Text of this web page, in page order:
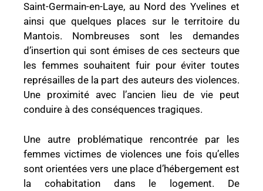
Saint-Germain-en-Laye, au Nord des Yvelines et
ainsi que quelques places sur le territoire du
Mantois. Nombreuses sont les demandes
d’insertion qui sont émises de ces secteurs que
les femmes souhaitent fuir pour éviter toutes
représailles de la part des auteurs des violences.
Une proximité avec l’ancien lieu de vie peut
conduire à des conséquences tragiques.
Une autre problématique rencontrée par les
femmes victimes de violences une fois qu’elles
sont orientées vers une place d’hébergement est
la cohabitation dans le logement. De